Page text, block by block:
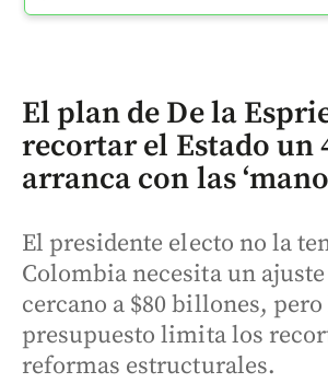
El plan de De la
recortar el Estado un
arranca con las
El presidente electo no la
Colombia necesita un
cercano a $80 billones,
presupuesto limita los
reformas estructurales.